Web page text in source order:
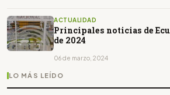
ACTUALIDAD
Principales noticias de
de 2024
06 de marzo, 2024
LO MÁS LEÍDO